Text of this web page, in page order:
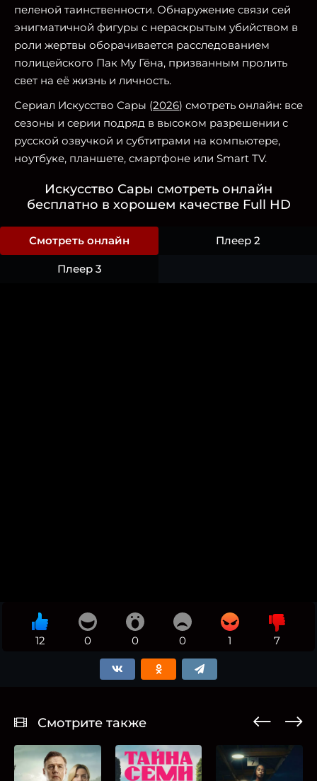
пеленой таинственности. Обнаружение связи сей
энигматичной фигуры с нераскрытым убийством в
роли жертвы оборачивается расследованием
полицейского Пак Му Гёна, призванным пролить
свет на её жизнь и личность.
Сериал Искусство Сары (2026) смотреть онлайн: все
сезоны и серии подряд в высоком разрешении с
русской озвучкой и субтитрами на компьютере,
ноутбуке, планшете, смартфоне или Smart TV.
Искусство Сары смотреть онлайн
бесплатно в хорошем качестве Full HD
Смотреть онлайн Плеер 2
Плеер 3
12 0 0 0 1 7
Смотрите также